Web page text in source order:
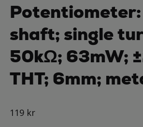
Potentiometer:
shaft; single
50kΩ; 63mW;
THT; 6mm;
119 kr